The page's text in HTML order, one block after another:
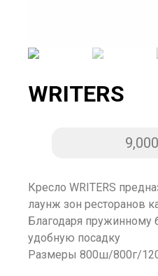
WRITERS
Кресло WRITERS
лаунж зон ресторанов
Благодаря пружинному
удобную посадку
Размеры 800ш/800г/